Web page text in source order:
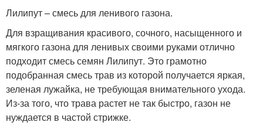
Лилипут – смесь для ленивого газона.
Для взращивания красивого, сочного, насыщенного и
мягкого газона для ленивых своими руками отлично
подходит смесь семян Лилипут. Это грамотно
подобранная смесь трав из которой получается яркая,
зеленая лужайка, не требующая внимательного ухода.
Из-за того, что трава растет не так быстро, газон не
нуждается в частой стрижке.